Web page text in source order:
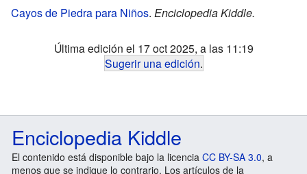
Cayos de Piedra para Niños. Enciclopedia Kiddle.
Última edición el 17 oct 2025, a las 11:19
Sugerir una edición.
Enciclopedia Kiddle
El contenido está disponible bajo la licencia CC BY-SA 3.0, a
menos que se indique lo contrario. Los artículos de la